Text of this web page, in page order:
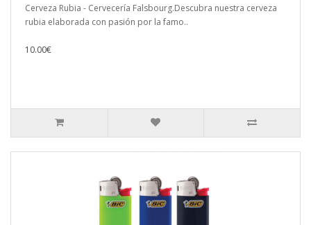
Cerveza Rubia - Cervecería Falsbourg.Descubra nuestra cerveza
rubia elaborada con pasión por la famo..
10.00€